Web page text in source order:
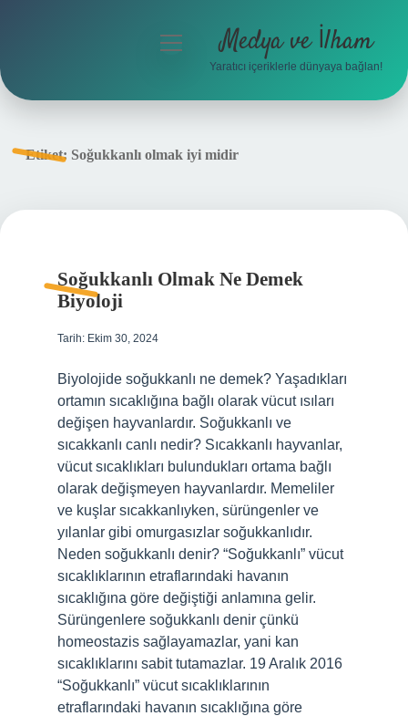
menüyü
Medya ve İlham
Yaratıcı içeriklerle dünyaya bağlan!
Etiket: Soğukkanlı olmak iyi midir
Soğukkanlı Olmak Ne Demek
Biyoloji
Tarih: Ekim 30, 2024
Biyolojide soğukkanlı ne demek? Yaşadıkları
ortamın sıcaklığına bağlı olarak vücut ısıları
değişen hayvanlardır. Soğukkanlı ve
sıcakkanlı canlı nedir? Sıcakkanlı hayvanlar,
vücut sıcaklıkları bulundukları ortama bağlı
olarak değişmeyen hayvanlardır. Memeliler
ve kuşlar sıcakkanlıyken, sürüngenler ve
yılanlar gibi omurgasızlar soğukkanlıdır.
Neden soğukkanlı denir? “Soğukkanlı” vücut
sıcaklıklarının etraflarındaki havanın
sıcaklığına göre değiştiği anlamına gelir.
Sürüngenlere soğukkanlı denir çünkü
homeostazis sağlayamazlar, yani kan
sıcaklıklarını sabit tutamazlar. 19 Aralık 2016
“Soğukkanlı” vücut sıcaklıklarının
etraflarındaki havanın sıcaklığına göre